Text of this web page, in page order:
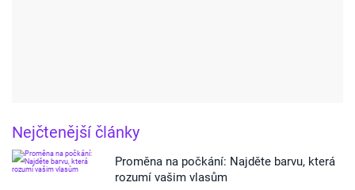
Nejčtenější články
Proměna na počkání: Najděte barvu, která
rozumí vašim vlasům